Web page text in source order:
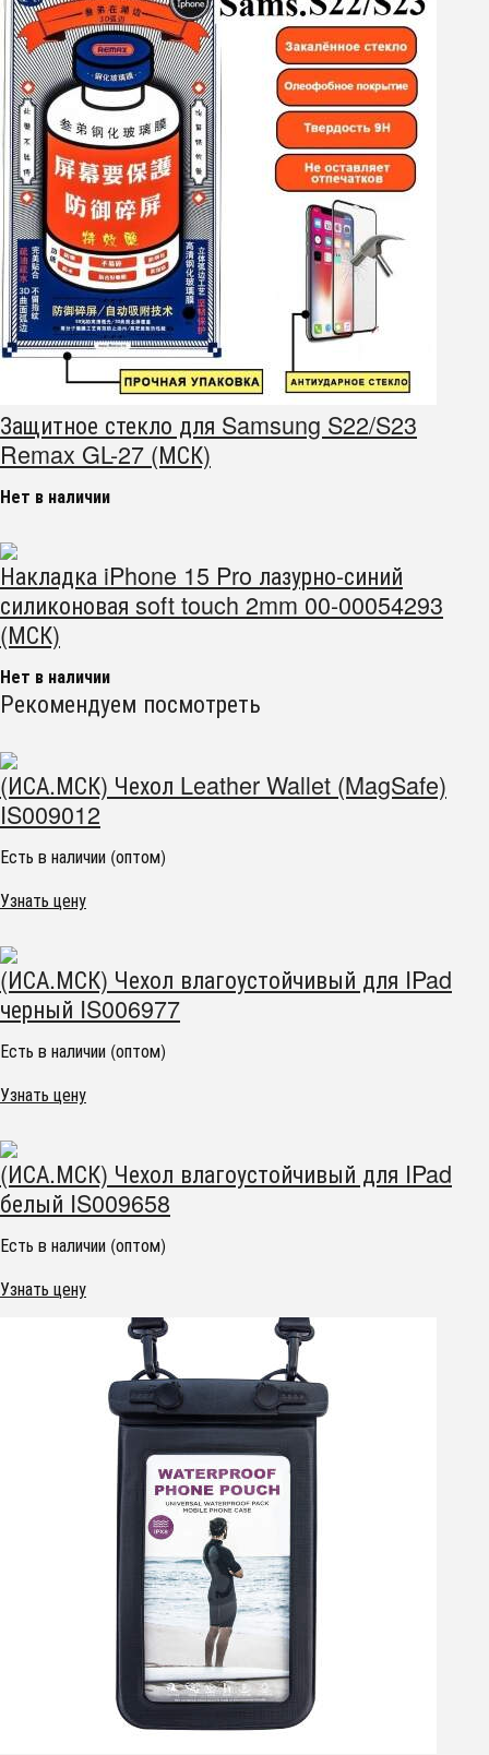
Защитное стекло для Samsung S22/S23
Remax GL-27 (МСК)
Нет в наличии
Накладка iPhone 15 Pro лазурно-синий
силиконовая soft touch 2mm 00-00054293
(МСК)
Нет в наличии
Рекомендуем посмотреть
(ИСА.МСК) Чехол Leather Wallet (MagSafe)
IS009012
Есть в наличии (оптом)
Узнать цену
(ИСА.МСК) Чехол влагоустойчивый для IPad
черный IS006977
Есть в наличии (оптом)
Узнать цену
(ИСА.МСК) Чехол влагоустойчивый для IPad
белый IS009658
Есть в наличии (оптом)
Узнать цену